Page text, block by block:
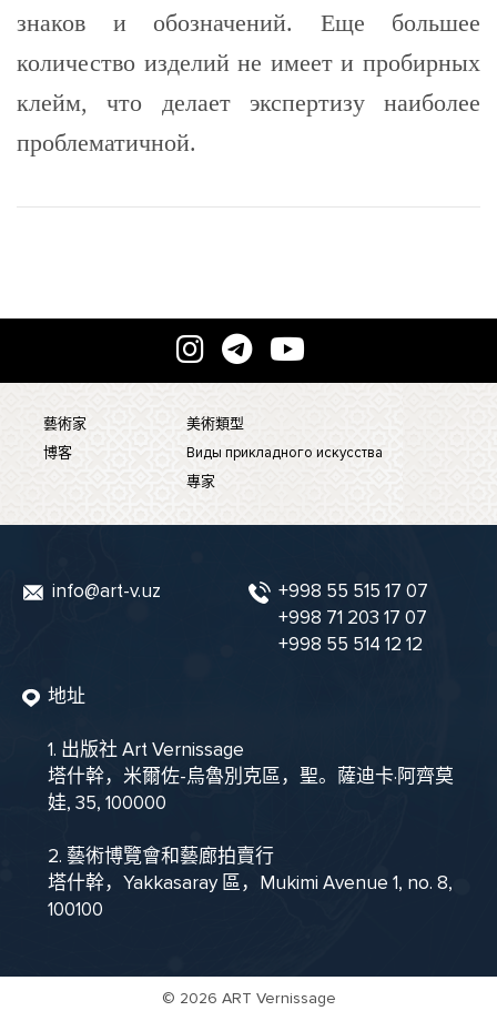
знаков и обозначений. Еще большее
количество изделий не имеет и пробирных
клейм, что делает экспертизу наиболее
проблематичной.
藝術家
博客
美術類型
Виды прикладного искусства
專家
info@art-v.uz
+998 55 515 17 07
+998 71 203 17 07
+998 55 514 12 12
地址
1. 出版社 Art Vernissage
塔什幹，米爾佐-烏魯別克區，聖。薩迪卡·阿齊莫
娃, 35, 100000
2. 藝術博覽會和藝廊拍賣行
塔什幹，Yakkasaray 區，Mukimi Avenue 1, no. 8,
100100
© 2026 ART Vernissage